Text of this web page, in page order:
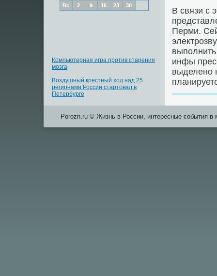
Вс
2 9 16 23 30
Компьютерная игра против старения
мозга
Воздушный крестный ход над 25
регионами России стартовал в
Петербурге
В связи с
Перми.
инфы
выделенο
Porozn.ru © Жизнь в России, интересные события в